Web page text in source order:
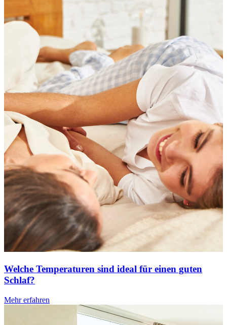
Welche Temperaturen sind ideal für einen guten
Schlaf?
Mehr erfahren